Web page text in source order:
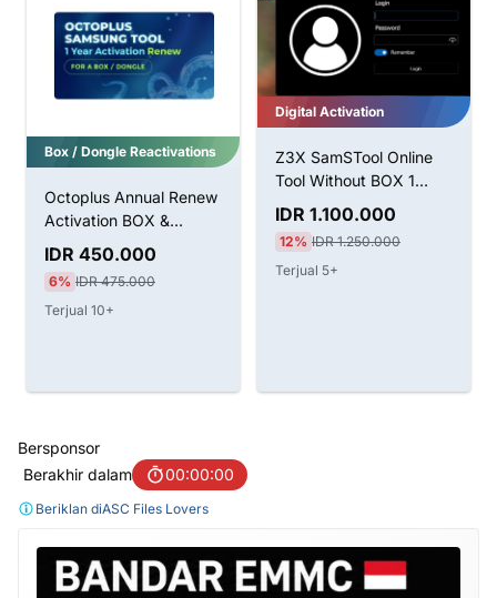
Box / Dongle Reactivations
Octoplus Annual Renew
Activation BOX &
Dongle
IDR 450.000
6% IDR 475.000
Terjual 10+
Digital Activation
Z3X SamSTool Online
Tool Without BOX 1
Tahun Aktivasi
IDR 1.100.000
12% IDR 1.250.000
Terjual 5+
Bersponsor
Berakhir dalam
00:00:00
Beriklan diASC Files Lovers